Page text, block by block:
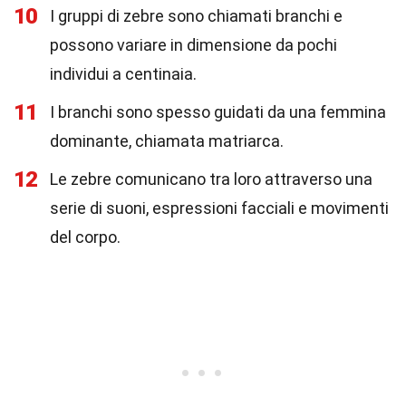
10
I gruppi di zebre sono chiamati branchi e
possono variare in dimensione da pochi
individui a centinaia.
11
I branchi sono spesso guidati da una femmina
dominante, chiamata matriarca.
12
Le zebre comunicano tra loro attraverso una
serie di suoni, espressioni facciali e movimenti
del corpo.